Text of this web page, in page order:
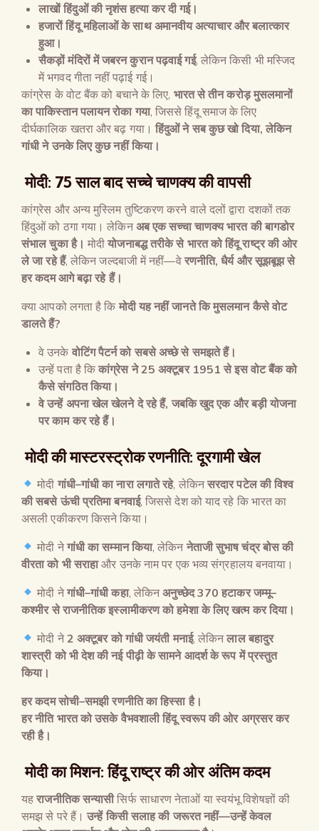
लाखों हिंदुओं की नृशंस हत्या कर दी गई।
हजारों हिंदू महिलाओं के साथ अमानवीय अत्याचार और बलात्कार
हुआ।
सैकड़ों मंदिरों में जबरन कुरान पढ़वाई गई, लेकिन किसी भी मस्जिद
में भगवद गीता नहीं पढ़ाई गई।
कांग्रेस के वोट बैंक को बचाने के लिए, भारत से तीन करोड़ मुसलमानों
का पाकिस्तान पलायन रोका गया, जिससे हिंदू समाज के लिए
दीर्घकालिक खतरा और बढ़ गया।हिंदुओं ने सब कुछ खो दिया, लेकिन
गांधी ने उनके लिए कुछ नहीं किया।
मोदी: 75 साल बाद सच्चे चाणक्य की वापसी
कांग्रेस और अन्य मुस्लिम तुष्टिकरण करने वाले दलों द्वारा दशकों तक
हिंदुओं को ठगा गया। लेकिनअब एक सच्चा चाणक्य भारत की बागडोर
संभाल चुका है। मोदीयोजनाबद्ध तरीके से भारत को हिंदू राष्ट्र की ओर
ले जा रहे हैं, लेकिन जल्दबाजी में नहीं—वेरणनीति,धैर्य और सूझबूझ से
हर कदम आगे बढ़ा रहे हैं।
क्या आपको लगता है कि मोदी यह नहीं जानते कि मुसलमान कैसे वोट
डालते हैं?
वे उनके वोटिंग पैटर्न को सबसे अच्छे से समझते हैं।
उन्हें पता है किकांग्रेस ने25अक्टूबर 1951से इस वोट बैंक को
कैसे संगठित किया।
वे उन्हें अपना खेल खेलने दे रहे हैं, जबकि खुद एक और बड़ी योजना
पर काम कर रहे हैं।
मोदी की मास्टरस्ट्रोक रणनीति: दूरगामी खेल
मोदी गांधी–गांधी का नारा लगाते रहे, लेकिनसरदार पटेल की विश्व
की सबसे ऊंची प्रतिमा बनवाई, जिससे देश को याद रहे कि भारत का
असली एकीकरण किसने किया।
मोदी नेगांधी का सम्मान किया, लेकिननेताजी सुभाष चंद्र बोस की
वीरता को भी सराहाऔर उनके नाम पर एक भव्य संग्रहालय बनवाया।
मोदी नेगांधी–गांधी कहा, लेकिनअनुच्छेद370हटाकर जम्मू–
कश्मीर से राजनीतिक इस्लामीकरण को हमेशा के लिए खत्म कर दिया।
मोदी ने2अक्टूबर को गांधी जयंती मनाई, लेकिनलाल बहादुर
शास्त्री को भी देश की नई पीढ़ी के सामने आदर्श के रूप में प्रस्तुत
किया।
हर कदम सोची–समझी रणनीति का हिस्सा है।
हर नीति भारत को उसके वैभवशाली हिंदू स्वरूप की ओर अग्रसर कर
रही है।
मोदी का मिशन: हिंदू राष्ट्र की ओर अंतिम कदम
यहराजनीतिक सन्यासीसिर्फ साधारण नेताओं या स्वयंभू विशेषज्ञों की
समझ से परे हैं।उन्हें किसी सलाह की जरूरत नहीं—उन्हें केवल